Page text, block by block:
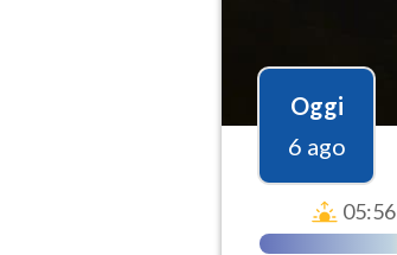
Oggi
6 ago
05:56